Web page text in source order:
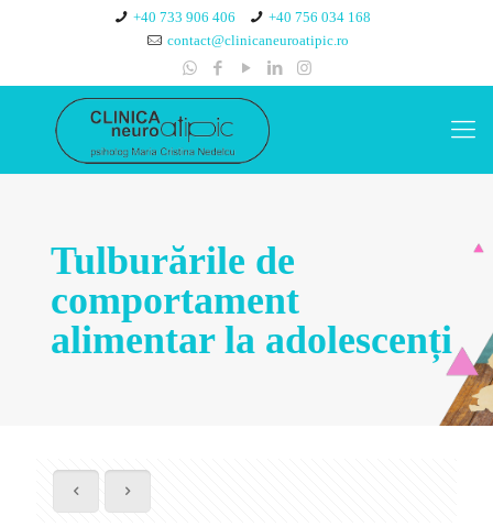
+40 733 906 406
+40 756 034 168
contact@clinicaneuroatipic.ro
Tulburările de
comportament
alimentar la adolescenți